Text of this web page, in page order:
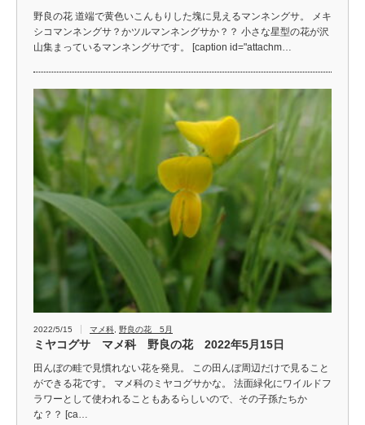
野良の花 道端で黄色いこんもりした塊に見えるマンネングサ。 メキ
シコマンネングサ？かツルマンネングサか？？ 小さな星型の花が沢
山集まっているマンネングサです。 [caption id="attachm…
2022/5/15 マメ科 野良の花 5月
ミヤコグサ マメ科 野良の花 2022年5月15日
田んぼの畦で見慣れない花を発見。 この田んぼ周辺だけで見ること
ができる花です。 マメ科のミヤコグサかな。 法面緑化にワイルドフ
ラワーとして使われることもあるらしいので、その子孫たちか
な？？ [ca…